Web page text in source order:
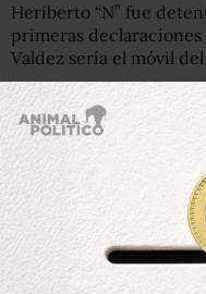
Heriberto “N” fue
primeras
Valdez sería el móvil
Javier Valdez era un
narcotráfico
considerado una de las
crimen organizado,
el que actúa el cartel
Guzmán, ahora
era colaborador de la